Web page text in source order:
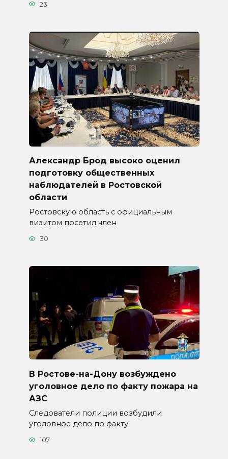
23
Александр Брод высоко оценил
подготовку общественных
наблюдателей в Ростовской
области
Ростовскую область с официальным
визитом посетил член
30
В Ростове-на-Дону возбуждено
уголовное дело по факту пожара на
АЗС
Следователи полиции возбудили
уголовное дело по факту
107